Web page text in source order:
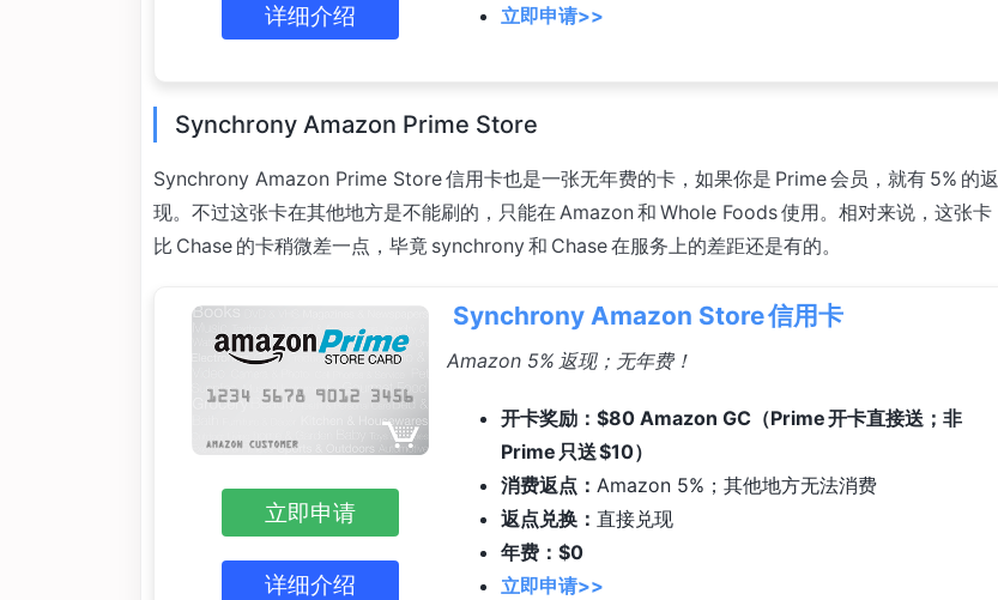
详细介绍
立即申请>>
Synchrony Amazon Prime Store
Synchrony Amazon Prime Store 信用卡也是一张无年费的卡，如果你是 Prime 会员，就有 5% 的返
现。不过这张卡在其他地方是不能刷的，只能在 Amazon 和 Whole Foods 使用。相对来说，这张卡
比 Chase 的卡稍微差一点，毕竟 synchrony 和 Chase 在服务上的差距还是有的。
立即申请
详细介绍
Synchrony Amazon Store 信用卡
Amazon 5% 返现；无年费！
开卡奖励：$80 Amazon GC（Prime 开卡直接送；非
Prime 只送 $10）
消费返点： Amazon 5%；其他地方无法消费
返点兑换： 直接兑现
年费：$0
立即申请>>